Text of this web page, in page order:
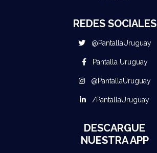
REDES SOCIALES
@PantallaUruguay
Pantalla Uruguay
@PantallaUruguay
/PantallaUruguay
DESCARGUE
NUESTRA APP